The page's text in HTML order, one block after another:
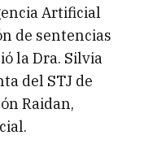
Artificial
de sentencias
la Dra. Silvia
del STJ de
Raidan,